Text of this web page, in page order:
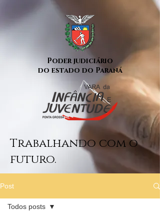
Poder judiciário
do estado do Paraná
Trabalhando com o
futuro.
Post
Todos posts